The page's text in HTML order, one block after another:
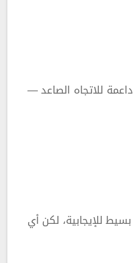
للاتجاه الصاعد —
للإيجابية، لكن أي